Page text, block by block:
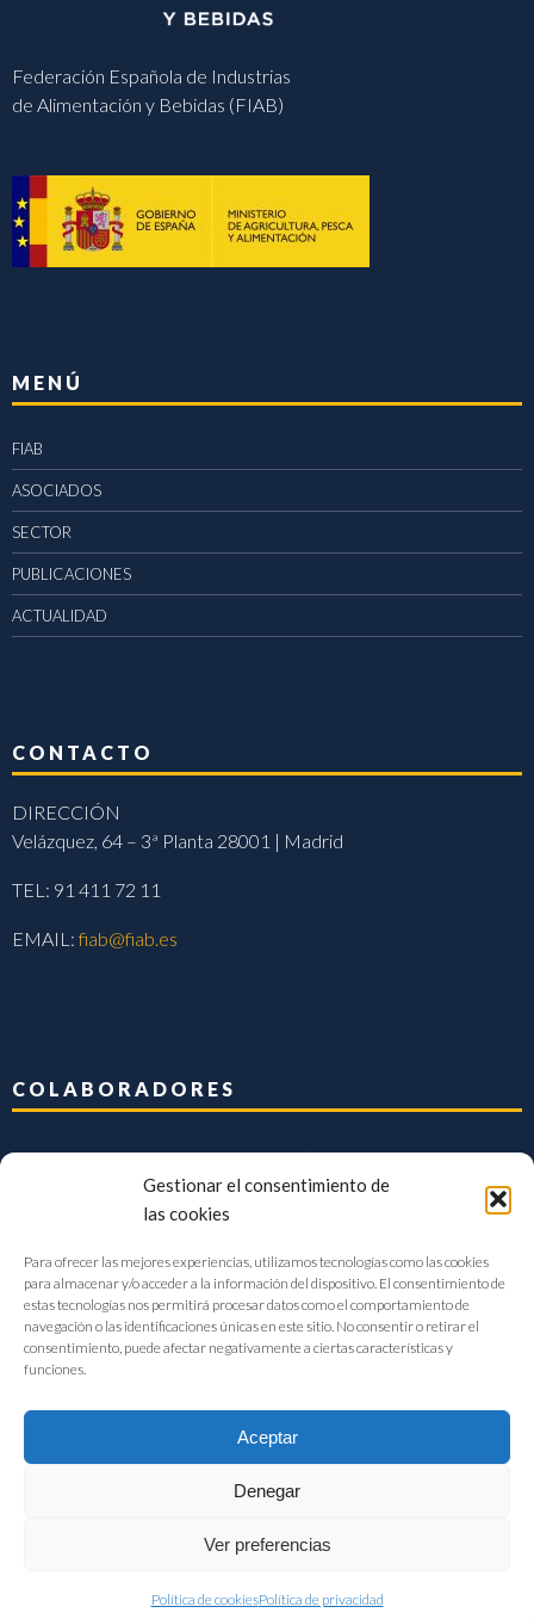
Gestionar el consentimiento de
las cookies
Para ofrecer las mejores experiencias, utilizamos tecnologías como las cookies
para almacenar y/o acceder a la información del dispositivo. El consentimiento de
estas tecnologías nos permitirá procesar datos como el comportamiento de
navegación o las identificaciones únicas en este sitio. No consentir o retirar el
consentimiento, puede afectar negativamente a ciertas características y
funciones.
Aceptar
Denegar
Ver preferencias
Política de cookiesPolítica de privacidad
Federación Española de Industrias
de Alimentación y Bebidas (FIAB)
MENÚ
FIAB
ASOCIADOS
SECTOR
PUBLICACIONES
ACTUALIDAD
CONTACTO
DIRECCIÓN
Velázquez, 64 – 3ª Planta 28001 | Madrid
TEL: 91 411 72 11
EMAIL:fiab@fiab.es
COLABORADORES
FIAB Federación Española de Industrias de la Alimentación y Bebidas